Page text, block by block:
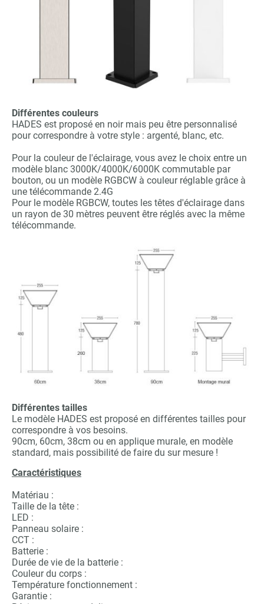
Différentes couleurs
HADES est proposé en noir mais peu être personnalisé
pour correspondre à votre style : argenté, blanc, etc.
Pour la couleur de l'éclairage, vous avez le choix entre un
modèle blanc 3000K/4000K/6000K commutable par
bouton, ou un modèle RGBCW à couleur réglable grâce à
une télécommande 2.4G
Pour le modèle RGBCW, toutes les têtes d'éclairage dans
un rayon de 30 mètres peuvent être réglés avec la même
télécommande.
Différentes tailles
Le modèle HADES est proposé en différentes tailles pour
correspondre à vos besoins.
90cm, 60cm, 38cm ou en applique murale, en modèle
standard, mais possibilité de faire du sur mesure !
Caractéristiques
Matériau :
Taille de la tête :
LED :
Panneau solaire :
CCT :
Batterie :
Durée de vie de la batterie :
Couleur du corps :
Température fonctionnement :
Garantie :